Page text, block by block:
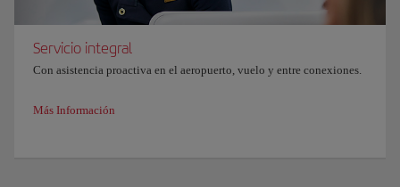
Servicio integral
Con asistencia proactiva en el aeropuerto, vuelo y entre conexiones.
Más Información